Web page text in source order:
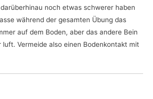
noch etwas schwerer haben
während der gesamten Übung das
auf dem Boden, aber das andere Bein
luft. Vermeide also einen Bodenkontakt mit